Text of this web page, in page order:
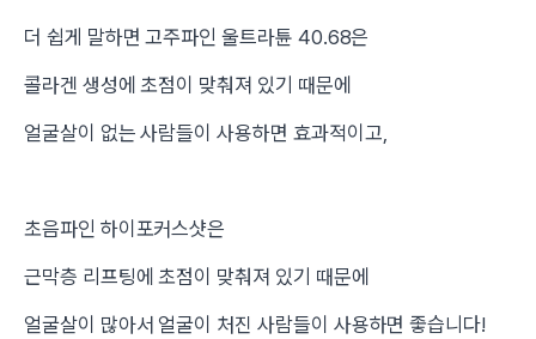
더 쉽게 말하면 고주파인 울트라튠 40.68은
콜라겐 생성에 초점이 맞춰져 있기 때문에
얼굴살이 없는 사람들이 사용하면 효과적이고,
초음파인 하이포커스샷은
근막층 리프팅에 초점이 맞춰져 있기 때문에
얼굴살이 많아서 얼굴이 처진 사람들이 사용하면 좋습니다!